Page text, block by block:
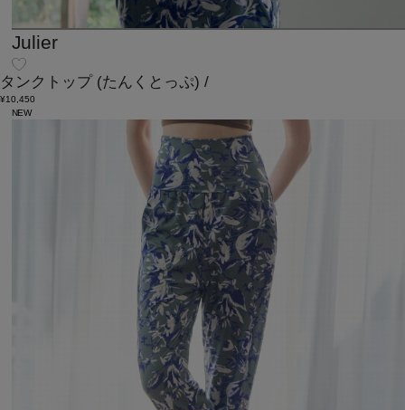
Julier
タンクトップ (たんくとっぷ) /
¥10,450
NEW